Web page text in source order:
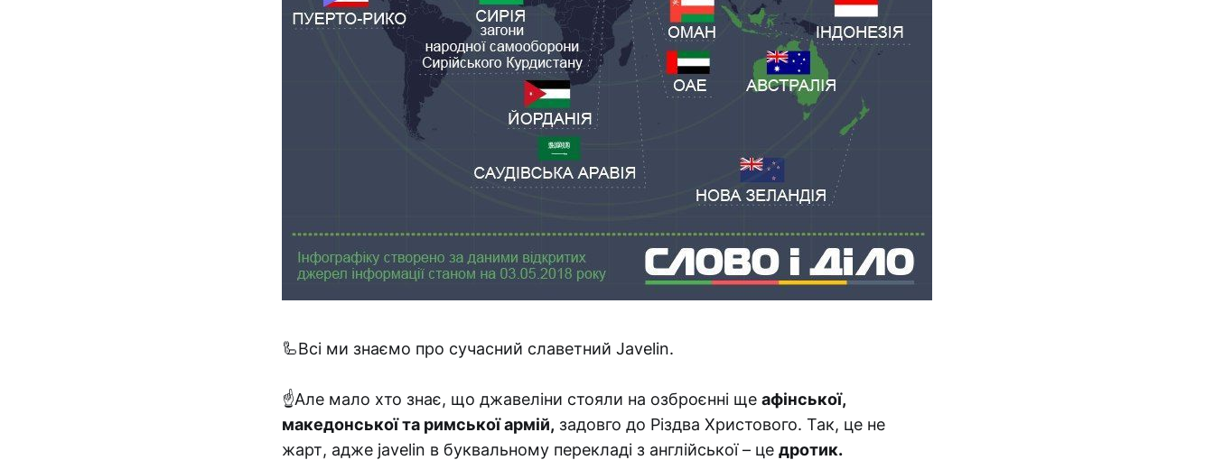
🦾Всі ми знаємо про сучасний славетний Javelin.
☝️Але мало хто знає, що джавеліни стояли на озброєнні ще афінської,
македонської та римської армій, задовго до Різдва Христового. Так, це не
жарт, адже javelin в буквальному перекладі з англійської – це дротик.